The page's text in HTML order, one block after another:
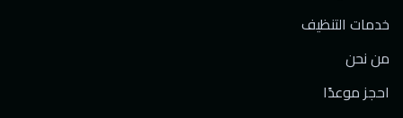
خدمات التنظيف
من نحن
احجز موعدًا